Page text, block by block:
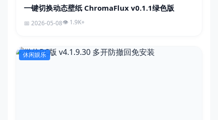
一键切换动态壁纸 ChromaFlux v0.1.1绿色版
2026-05-08 1.9K+
休闲娱乐